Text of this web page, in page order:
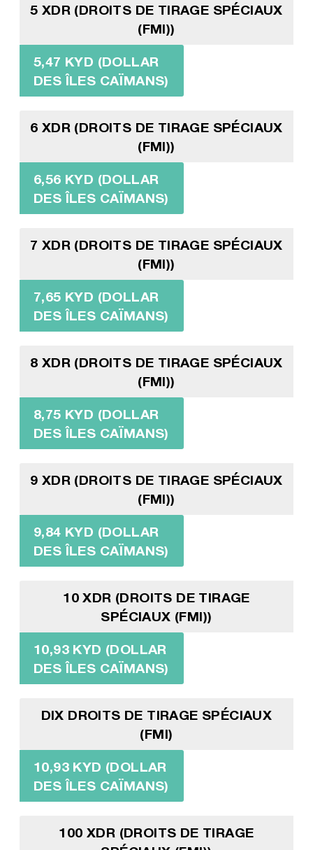
5 XDR (DROITS DE TIRAGE SPÉCIAUX
(FMI))
5,47 KYD (DOLLAR
DES ÎLES CAÏMANS)
6 XDR (DROITS DE TIRAGE SPÉCIAUX
(FMI))
6,56 KYD (DOLLAR
DES ÎLES CAÏMANS)
7 XDR (DROITS DE TIRAGE SPÉCIAUX
(FMI))
7,65 KYD (DOLLAR
DES ÎLES CAÏMANS)
8 XDR (DROITS DE TIRAGE SPÉCIAUX
(FMI))
8,75 KYD (DOLLAR
DES ÎLES CAÏMANS)
9 XDR (DROITS DE TIRAGE SPÉCIAUX
(FMI))
9,84 KYD (DOLLAR
DES ÎLES CAÏMANS)
10 XDR (DROITS DE TIRAGE
SPÉCIAUX (FMI))
10,93 KYD (DOLLAR
DES ÎLES CAÏMANS)
DIX DROITS DE TIRAGE SPÉCIAUX
(FMI)
10,93 KYD (DOLLAR
DES ÎLES CAÏMANS)
100 XDR (DROITS DE TIRAGE